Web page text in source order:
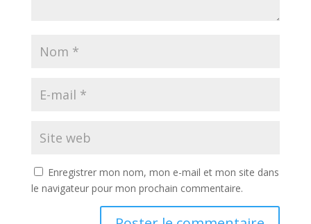
Enregistrer mon nom, mon e-mail et mon site dans
le navigateur pour mon prochain commentaire.